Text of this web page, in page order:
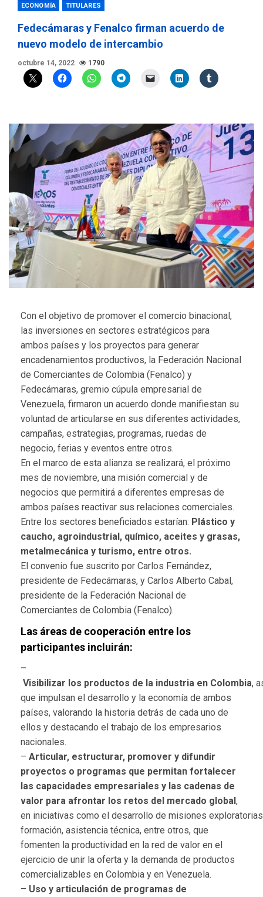
ECONOMÍA TITULARES
Fedecámaras y Fenalco firman acuerdo de
nuevo modelo de intercambio
octubre 14, 2022 1790
Con el objetivo de promover el comercio binacional,
las inversiones en sectores estratégicos para
ambos países y los proyectos para generar
encadenamientos productivos, la Federación Nacional
de Comerciantes de Colombia (Fenalco) y
Fedecámaras, gremio cúpula empresarial de
Venezuela, firmaron un acuerdo donde manifiestan su
voluntad de articularse en sus diferentes actividades,
campañas, estrategias, programas, ruedas de
negocio, ferias y eventos entre otros.
En el marco de esta alianza se realizará, el próximo
mes de noviembre, una misión comercial y de
negocios que permitirá a diferentes empresas de
ambos países reactivar sus relaciones comerciales.
Entre los sectores beneficiados estarían: Plástico y
caucho, agroindustrial, químico, aceites y grasas,
metalmecánica y turismo, entre otros.
El convenio fue suscrito por Carlos Fernández,
presidente de Fedecámaras, y Carlos Alberto Cabal,
presidente de la Federación Nacional de
Comerciantes de Colombia (Fenalco).
Las áreas de cooperación entre los
participantes incluirán:
–
Visibilizar los productos de la industria en Colombia,
que impulsan el desarrollo y la economía de ambos
países, valorando la historia detrás de cada uno de
ellos y destacando el trabajo de los empresarios
nacionales.
– Articular, estructurar, promover y difundir
proyectos o programas que permitan fortalecer
las capacidades empresariales y las cadenas de
valor para afrontar los retos del mercado global,
en iniciativas como el desarrollo de misiones
formación, asistencia técnica, entre otros, que
fomenten la productividad en la red de valor en el
ejercicio de unir la oferta y la demanda de productos
comercializables en Colombia y en Venezuela.
– Uso y articulación de programas de